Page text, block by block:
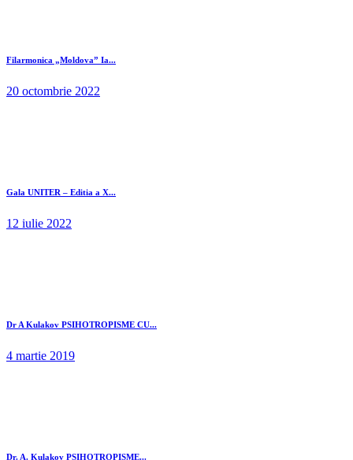
Filarmonica „Moldova” Ia...
20 octombrie 2022
Gala UNITER – Editia a X...
12 iulie 2022
Dr A Kulakov PSIHOTROPISME CU...
4 martie 2019
Dr. A. Kulakov PSIHOTROPISME...